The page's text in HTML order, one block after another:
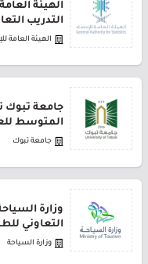
الهيئة
التدريب التعاوني
الهيئة العامة
جامعة تبوك
المتوسط للعام
جامعة تبوك
وزارة
التعاوني
وزارة السياحة